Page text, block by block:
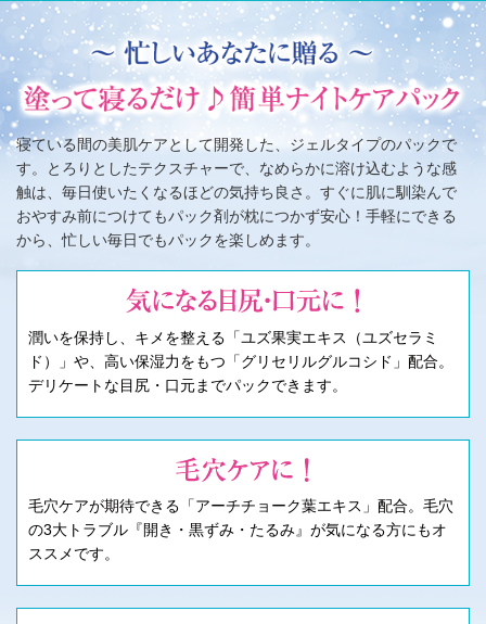
寝ている間の美肌ケアとして開発した、ジェルタイプのパックで
す。とろりとしたテクスチャーで、なめらかに溶け込むような感
触は、毎日使いたくなるほどの気持ち良さ。すぐに肌に馴染んで
おやすみ前につけてもパック剤が枕につかず安心！手軽にできる
から、忙しい毎日でもパックを楽しめます。
潤いを保持し、キメを整える「ユズ果実エキス（ユズセラミ
ド）」や、高い保湿力をもつ「グリセリルグルコシド」配合。
デリケートな目尻・口元までパックできます。
毛穴ケアが期待できる「アーチチョーク葉エキス」配合。毛穴
の3大トラブル『開き・黒ずみ・たるみ』が気になる方にもオ
ススメです。